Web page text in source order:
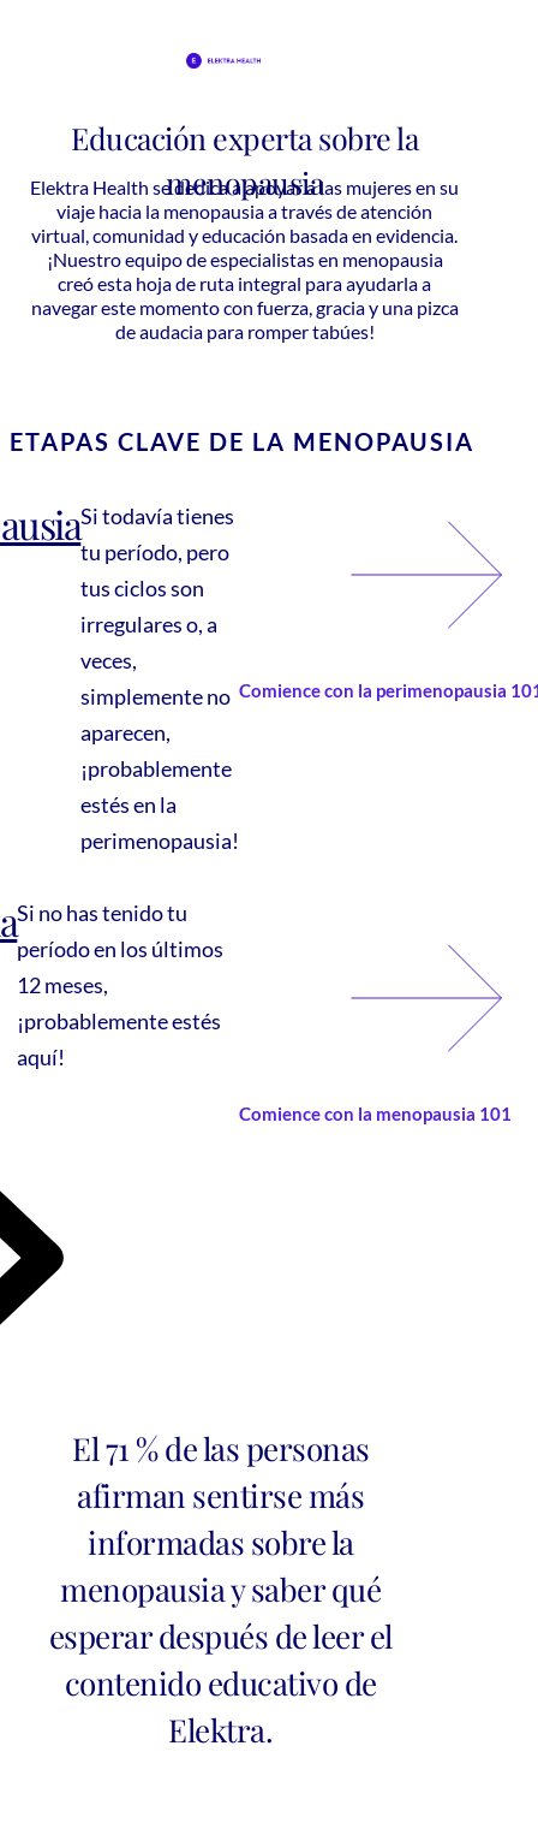
Educación experta sobre la
menopausia
Elektra Health se dedica a apoyar a las mujeres en su
viaje hacia la menopausia a través de atención
virtual, comunidad y educación basada en evidencia.
¡Nuestro equipo de especialistas en menopausia
creó esta hoja de ruta integral para ayudarla a
navegar este momento con fuerza, gracia y una pizca
de audacia para romper tabúes!
ETAPAS CLAVE DE LA MENOPAUSIA
Si todavía tienes
tu período, pero
tus ciclos son
irregulares o, a
veces,
simplemente no
aparecen,
¡probablemente
estés en la
perimenopausia!
Comience con la perimenopausia
Si no has tenido tu
período en los últimos
12 meses,
¡probablemente estés
aquí!
Comience con la menopausia 101
El 71 % de las personas
afirman sentirse más
informadas sobre la
menopausia y saber qué
esperar después de leer el
contenido educativo de
Elektra.